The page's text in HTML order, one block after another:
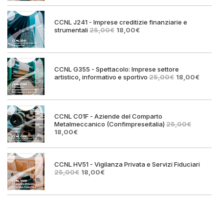
era:
è:
CCNL J241 - Imprese creditizie finanziarie e
strumentali25,00€ Il
era:
18,00€Il
è:
CCNL G355 - Spettacolo: Imprese settore
artistico, informativo e sportivo 25,00€ Il
era:
18,00€Il
è:
CCNL C01F - Aziende del Comparto
Metalmeccanico (Confimpreseitalia) 25,00€
Il
originale
25,00€.
18,00€Il
attuale
18,00€.
CCNL HV51 - Vigilanza Privata e Servizi Fiduciari
25,00€ Il
era:
18,00€Il
è: